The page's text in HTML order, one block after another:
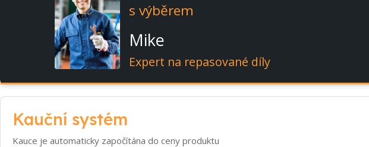
s výběrem
Mike
Expert na repasované díly
Kauční systém
Kauce je automaticky započítána do ceny produktu